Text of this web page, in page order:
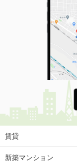
賃貸
新築マンション